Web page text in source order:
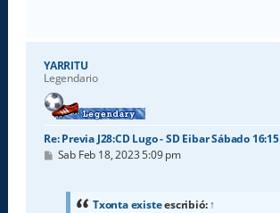
YARRITU
Legendario
Re: Previa J28:CD Lugo - SD Eibar Sábado 16:15
M
Sab Feb 18, 2023 5:09 pm
Txonta existeescribió:↑